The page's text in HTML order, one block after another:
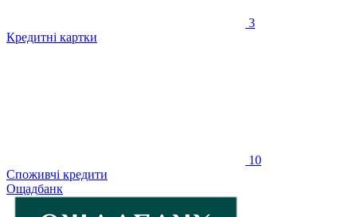
3
Кредитні картки
10
Споживчі кредити
Ощадбанк